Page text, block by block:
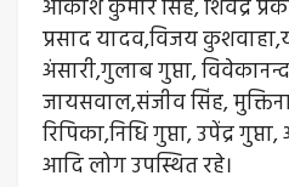
आकाश कुमार सिंह, शिवेंद्र
प्रसाद यादव,विजय
अंसारी,गुलाब गुप्ता,
जायसवाल,संजीव सिंह,
रिपिका,निधि गुप्ता, उपेंद्र
आदि लोग उपस्थित रहे।